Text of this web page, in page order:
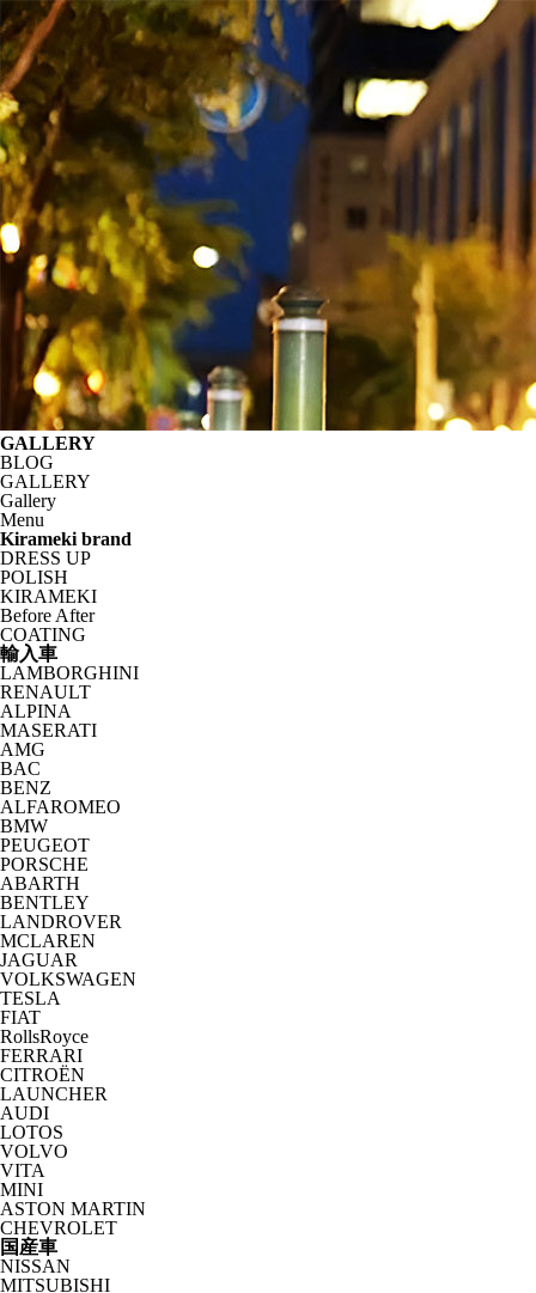
GALLERY
BLOG
GALLERY
Gallery
Menu
Kirameki brand
DRESS UP
POLISH
KIRAMEKI
Before After
COATING
輸入車
LAMBORGHINI
RENAULT
ALPINA
MASERATI
AMG
BAC
BENZ
ALFAROMEO
BMW
PEUGEOT
PORSCHE
ABARTH
BENTLEY
LANDROVER
MCLAREN
JAGUAR
VOLKSWAGEN
TESLA
FIAT
RollsRoyce
FERRARI
CITROËN
LAUNCHER
AUDI
LOTOS
VOLVO
VITA
MINI
ASTON MARTIN
CHEVROLET
国産車
NISSAN
MITSUBISHI